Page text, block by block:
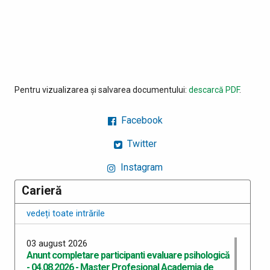
Pentru vizualizarea și salvarea documentului: descarcă PDF.
Facebook
Twitter
Instagram
Carieră
vedeți toate intrările
03 august 2026
Anunt completare participanti evaluare psihologică
- 04.08.2026 - Master Profesional Academia de